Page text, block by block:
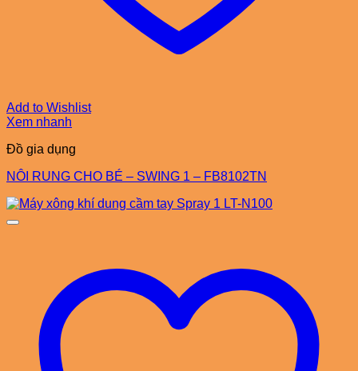
Add to Wishlist
Xem nhanh
Đồ gia dụng
NÔI RUNG CHO BÉ – SWING 1 – FB8102TN